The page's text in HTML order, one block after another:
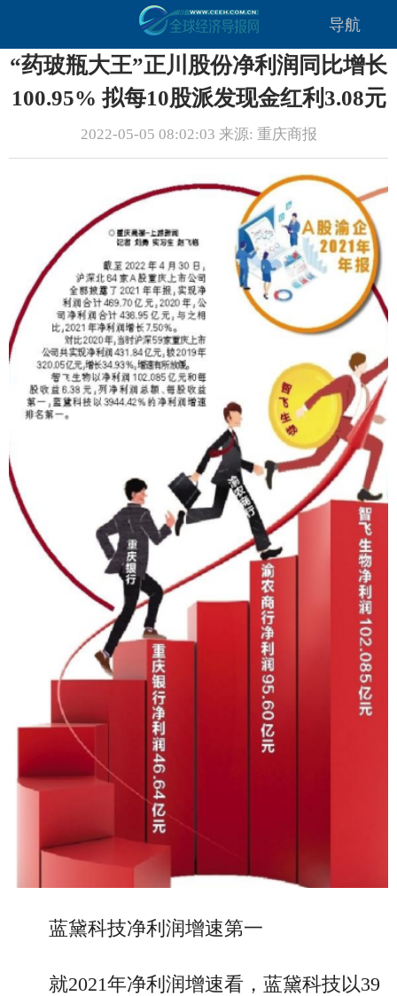
导航
“药玻瓶大王”正川股份净利润同比增长
100.95% 拟每10股派发现金红利3.08元
2022-05-05 08:02:03 来源: 重庆商报
蓝黛科技净利润增速第一
就2021年净利润增速看，蓝黛科技以39